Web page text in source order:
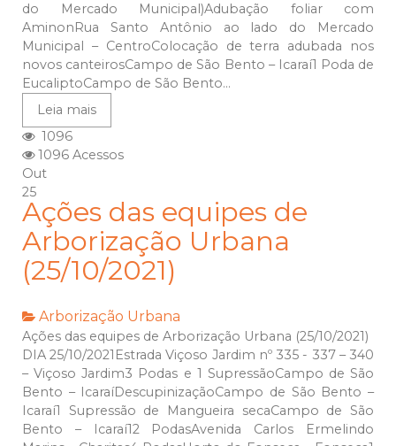
do Mercado Municipal)Adubação foliar com
AminonRua Santo Antônio ao lado do Mercado
Municipal – CentroColocação de terra adubada nos
novos canteirosCampo de São Bento – Icaraí1 Poda de
EucaliptoCampo de São Bento...
Leia mais
1096
1096 Acessos
Out
25
Ações das equipes de
Arborização Urbana
(25/10/2021)
Arborização Urbana
Ações das equipes de Arborização Urbana (25/10/2021)
DIA 25/10/2021Estrada Viçoso Jardim nº 335 - 337 – 340
– Viçoso Jardim3 Podas e 1 SupressãoCampo de São
Bento – IcaraíDescupinizaçãoCampo de São Bento –
Icaraí1 Supressão de Mangueira secaCampo de São
Bento – Icaraí12 PodasAvenida Carlos Ermelindo